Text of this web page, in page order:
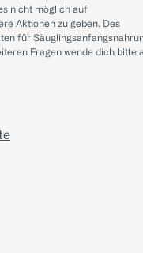
nicht möglich auf
Aktionen zu geben. Des
für
Fragen wende dich bitte